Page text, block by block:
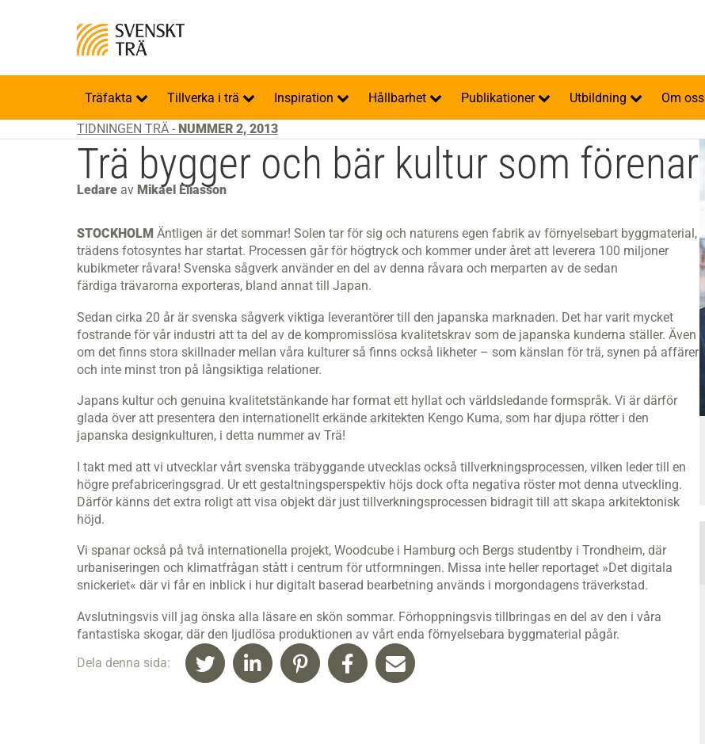
Träfakta Tillverka i trä Inspiration Hållbarhet Publikationer Utbildning Om oss
TIDNINGEN TRÄ - NUMMER 2, 2013
Trä bygger och bär kultur som förenar
Ledare av Mikael Eliasson
STOCKHOLM Äntligen är det sommar! Solen tar för sig och naturens egen fabrik av förnyelsebart byggmaterial,
trädens fotosyntes har startat. Processen går för högtryck och kommer under året att leverera 100 miljoner
kubikmeter råvara! Svenska sågverk använder en del av denna råvara och merparten av de sedan
färdiga trävarorna exporteras, bland annat till Japan.
Sedan cirka 20 år är svenska sågverk viktiga leverantörer till den japanska marknaden. Det har varit mycket
fostrande för vår industri att ta del av de kompromisslösa kvalitetskrav som de japanska kunderna ställer. Även
om det finns stora skillnader mellan våra kulturer så finns också likheter – som känslan för trä, synen på affärer
och inte minst tron på långsiktiga relationer.
Japans kultur och genuina kvalitetstänkande har format ett hyllat och världsledande formspråk. Vi är därför
glada över att presentera den internationellt erkände arkitekten Kengo Kuma, som har djupa rötter i den
japanska designkulturen, i detta nummer av Trä!
I takt med att vi utvecklar vårt svenska träbyggande utvecklas också tillverkningsprocessen, vilken leder till en
högre prefabriceringsgrad. Ur ett gestaltningsperspektiv höjs dock ofta negativa röster mot denna utveckling.
Därför känns det extra roligt att visa objekt där just tillverkningsprocessen bidragit till att skapa arkitektonisk
höjd.
Vi spanar också på två internationella projekt, Woodcube i Hamburg och Bergs studentby i Trondheim, där
urbaniseringen och klimatfrågan stått i centrum för utformningen. Missa inte heller reportaget »Det digitala
snickeriet« där vi får en inblick i hur digitalt baserad bearbetning används i morgondagens träverkstad.
Avslutningsvis vill jag önska alla läsare en skön sommar. Förhoppningsvis tillbringas en del av den i våra
fantastiska skogar, där den ljudlösa produktionen av vårt enda förnyelsebara byggmaterial pågår.
Dela denna sida: